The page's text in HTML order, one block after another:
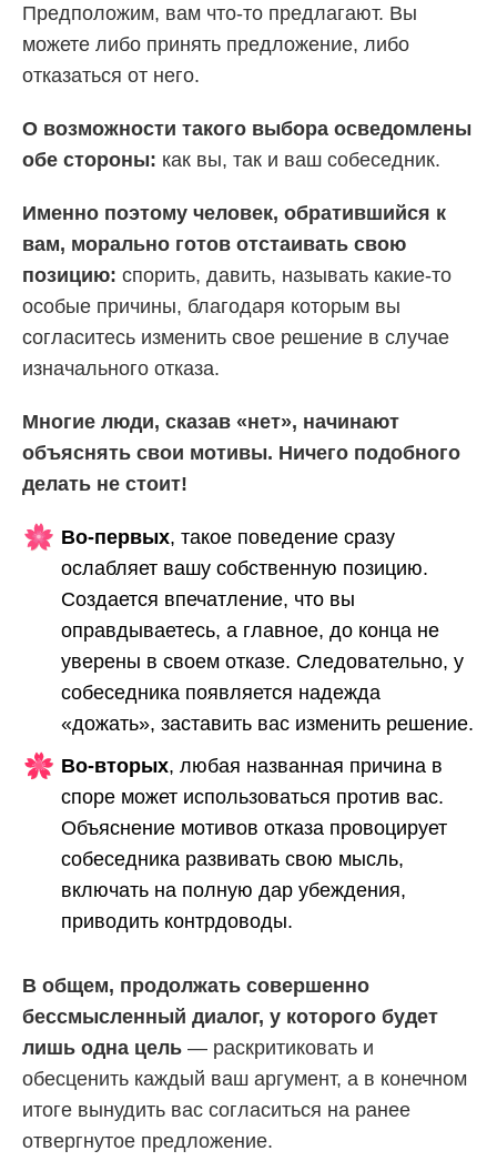
Предположим, вам что-то предлагают. Вы
можете либо принять предложение, либо
отказаться от него.
О возможности такого выбора осведомлены
обе стороны: как вы, так и ваш собеседник.
Именно поэтому человек, обратившийся к
вам, морально готов отстаивать свою
позицию: спорить, давить, называть какие-то
особые причины, благодаря которым вы
согласитесь изменить свое решение в случае
изначального отказа.
Многие люди, сказав «нет», начинают
объяснять свои мотивы. Ничего подобного
делать не стоит!
Во-первых, такое поведение сразу
ослабляет вашу собственную позицию.
Создается впечатление, что вы
оправдываетесь, а главное, до конца не
уверены в своем отказе. Следовательно, у
собеседника появляется надежда
«дожать», заставить вас изменить решение.
Во-вторых, любая названная причина в
споре может использоваться против вас.
Объяснение мотивов отказа провоцирует
собеседника развивать свою мысль,
включать на полную дар убеждения,
приводить контрдоводы.
В общем, продолжать совершенно
бессмысленный диалог, у которого будет
лишь одна цель — раскритиковать и
обесценить каждый ваш аргумент, а в конечном
итоге вынудить вас согласиться на ранее
отвергнутое предложение.